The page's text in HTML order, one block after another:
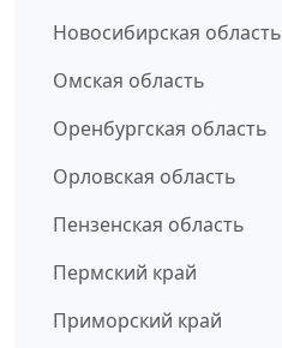
Новосибирская область
Омская область
Оренбургская область
Орловская область
Пензенская область
Пермский край
Приморский край